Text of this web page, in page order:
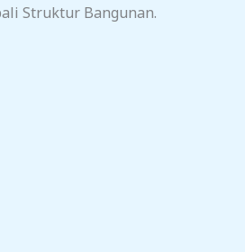
Struktur Bangunan.